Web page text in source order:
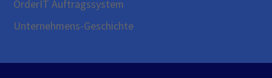
OrderIT Auftragssystem
Unternehmens-Geschichte